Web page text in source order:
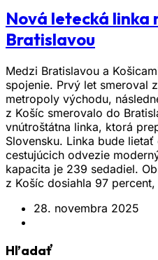
Nová letecká linka
Bratislavou
Medzi Bratislavou a
spojenie. Prvý let smeroval
metropoly východu,
z Košíc smerovalo do
vnútroštátna linka, ktorá
Slovensku. Linka bude
cestujúcich odvezie
kapacita je 239 sedadiel.
z Košíc dosiahla 97
28. novembra 2025
Hľadať